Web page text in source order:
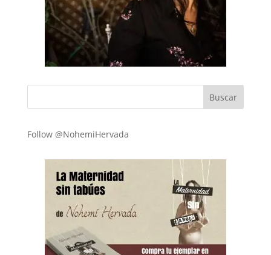
Follow @NohemiHervada